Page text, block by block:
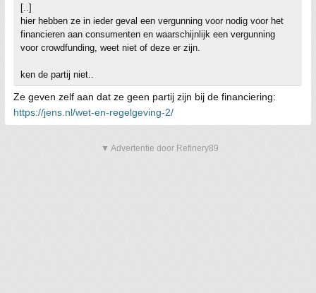
[..]
hier hebben ze in ieder geval een vergunning voor nodig voor het
financieren aan consumenten en waarschijnlijk een vergunning
voor crowdfunding, weet niet of deze er zijn.
ken de partij niet..
Ze geven zelf aan dat ze geen partij zijn bij de financiering:
https://jens.nl/wet-en-regelgeving-2/
▼ Advertentie door Refinery89